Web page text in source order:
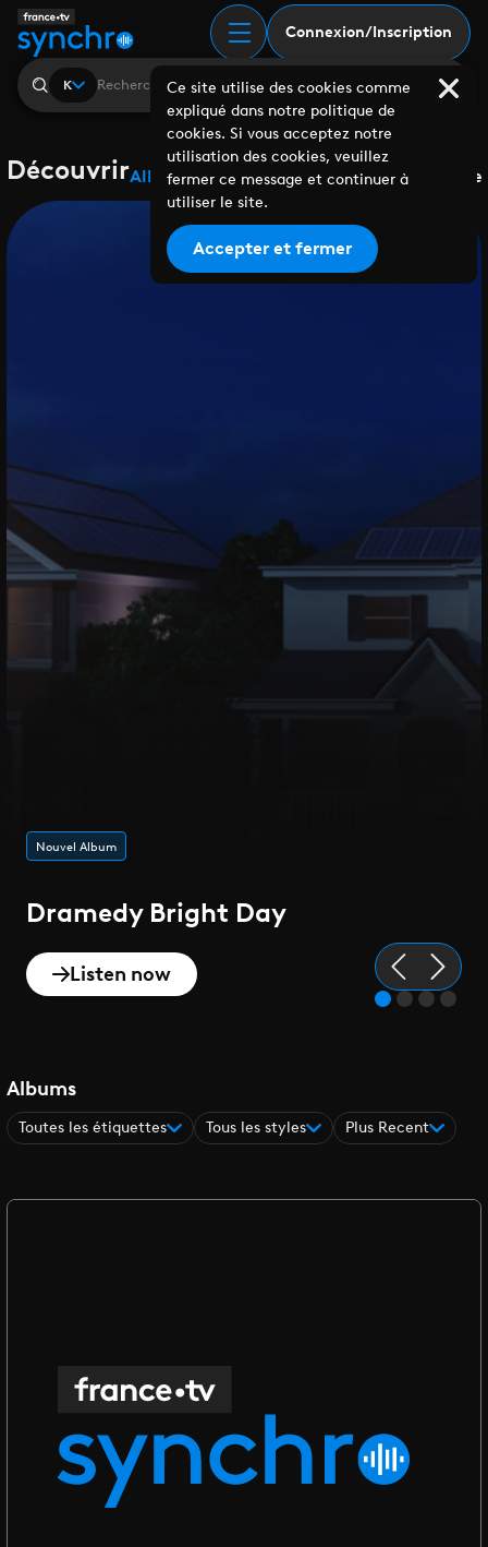
Connexion/Inscription
K
DécouvrirAlbumsPlaylistsCollaborationsLabels Genre
Nouvel Album
Dramedy Bright Day
Listen now
Albums
Toutes les étiquettes Tous les styles Plus Recent
Ce site utilise des cookies comme
expliqué dans notre politique de
cookies. Si vous acceptez notre
utilisation des cookies, veuillez
fermer ce message et continuer à
utiliser le site.
Accepter et fermer